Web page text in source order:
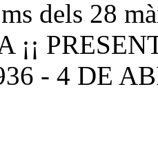
dels 28
¡¡
- 4 DE